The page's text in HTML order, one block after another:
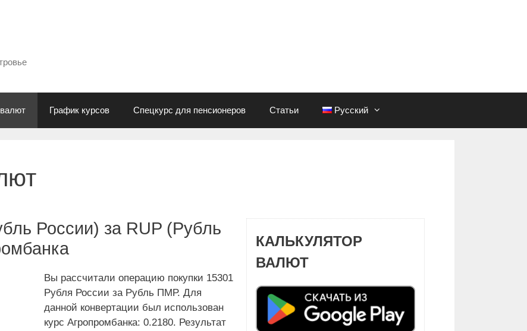
График курсов Спецкурс для пенсионеров Статьи Русский
России) за RUP (Рубль
Вы рассчитали операцию покупки 15301
Рубля России за Рубль ПМР. Для
данной конвертации был использован
курс Агропромбанка: 0.2180. Результат
КАЛЬКУЛЯТОР
ВАЛЮТ